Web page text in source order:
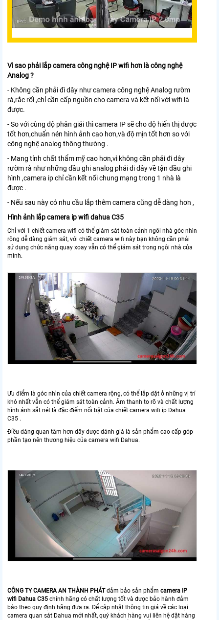
Vì sao phải lắp camera công nghệ IP wifi hơn là công nghệ
Analog ?
- Không cần phải đi dây như camera công nghệ Analog rườm
rà,rắc rối ,chỉ cần cấp nguồn cho camera và kết nối với wifi là
được.
- So với cùng độ phân giải thì camera IP sẽ cho độ hiển thị được
tốt hơn,chuẩn nén hình ảnh cao hơn,và độ mịn tốt hơn so với
công nghệ analog thông thường .
- Mang tính chất thẩm mỹ cao hơn,vì không cần phải đi dây
rườm rà như những đầu ghi analog phải đi dây về tận đầu ghi
hình ,camera ip chỉ cần kết nối chung mạng trong 1 nhà là
được .
- Nếu sau này có nhu cầu lắp thêm camera cũng dễ dàng hơn ,
Hình ảnh lắp camera ip wifi dahua C35
Chỉ với 1 chiết camera wifi có thể giám sát toàn cảnh ngôi nhà góc nhìn
rộng dễ dàng giám sát, với chiết camera wifi này bạn không cần phải
sử dụng chức năng quay xoay vẫn có thể giám sát trong ngôi nhà của
mình.
Ưu điểm là góc nhìn của chiết camera rộng, có thể lắp đặt ở những vị trí
khó nhất vẫn có thể giám sát toàn cảnh. Âm thanh to rõ và chất lượng
hình ảnh sắt nét là đặc điểm nổi bật của chiết camera wifi ip Dahua
C35 .
Điều đáng quan tâm hơn đây được đánh giá là sản phẩm cao cấp góp
phần tạo nên thương hiệu của camera wifi Dahua.
CÔNG TY CAMERA AN THÀNH PHÁTđảm bảo sản phẩm camera IP
wifi Dahua C35 chính hãng có chất lượng tốt và được bảo hành đảm
bảo theo quy định hãng đưa ra. Để cập nhật thông tin giá về các loại
camera quan sát Dahua mới nhất, quý khách hàng vui liên hệ đặt hàng